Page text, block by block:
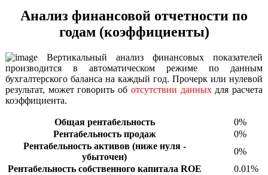
Анализ финансовой отчетности по
годам (коэффициенты)
Вертикальный анализ финансовых показателей
производится в автоматическом режиме по данным
бухгалтерского баланса на каждый год. Прочерк или нулевой
результат, может говорить об отсутствии данныхдля расчета
коэффициента.
Общая рентабельность
0%
Рентабельность продаж
0%
Рентабельность активов (ниже нуля -
убыточен)
0%
Рентабельность собственного капитала ROE
0.01%